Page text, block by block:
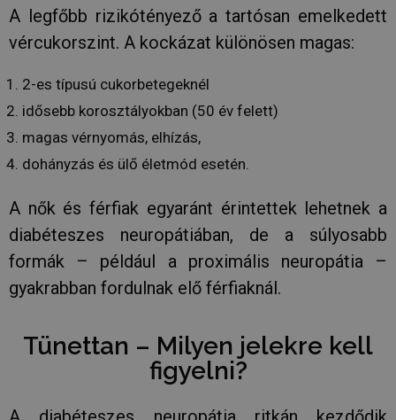
A legfőbb rizikótényező a tartósan emelkedett
vércukorszint. A kockázat különösen magas:
2-es típusú cukorbetegeknél
idősebb korosztályokban (50 év felett)
magas vérnyomás, elhízás,
dohányzás és ülő életmód esetén.
A nők és férfiak egyaránt érintettek lehetnek a
diabéteszes neuropátiában, de a súlyosabb
formák – például a proximális neuropátia –
gyakrabban fordulnak elő férfiaknál.
Tünettan – Milyen jelekre kell
figyelni?